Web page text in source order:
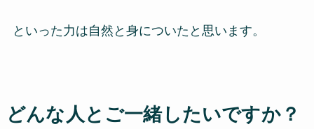
といった力は自然と身についたと思います。
どんな人とご一緒したいですか？